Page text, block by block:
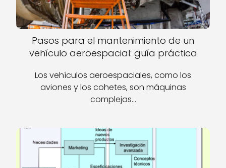
Pasos para el mantenimiento de un
vehículo aeroespacial: guía práctica
Los vehículos aeroespaciales, como los
aviones y los cohetes, son máquinas
complejas…